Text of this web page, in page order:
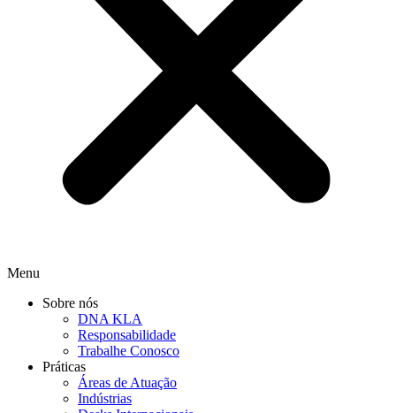
Menu
Sobre nós
DNA KLA
Responsabilidade
Trabalhe Conosco
Práticas
Áreas de Atuação
Indústrias